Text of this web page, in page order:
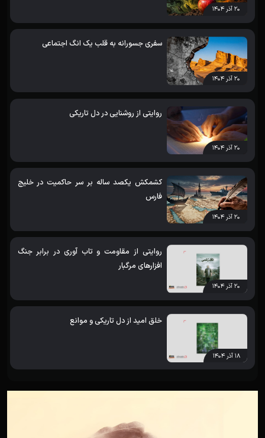
۲۰ آذر ۱۴۰۴
۲۰ آذر ۱۴۰۴
سفری جسورانه به قلب یک انگ اجتماعی
۲۰ آذر ۱۴۰۴
روایتی از روشنایی در دل تاریکی
۲۰ آذر ۱۴۰۴
کشمکش یکصد ساله بر سر حاکمیت در خلیج
فارس
۲۰ آذر ۱۴۰۴
روایتی از مقاومت و تاب آوری در برابر جنگ
افزارهای مرگبار
۱۸ آذر ۱۴۰۴
خلق امید از دل تاریکی و موانع